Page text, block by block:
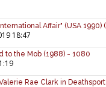
Affair" (USA 1990)
18:47
to the Mob (1988) - 1080
Rae Clark in